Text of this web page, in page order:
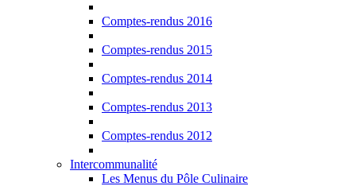
Comptes-rendus 2016
Comptes-rendus 2015
Comptes-rendus 2014
Comptes-rendus 2013
Comptes-rendus 2012
Intercommunalité
Les Menus du Pôle Culinaire